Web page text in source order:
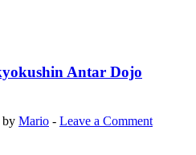
Antar Dojo
by Mario - Leave a Comment